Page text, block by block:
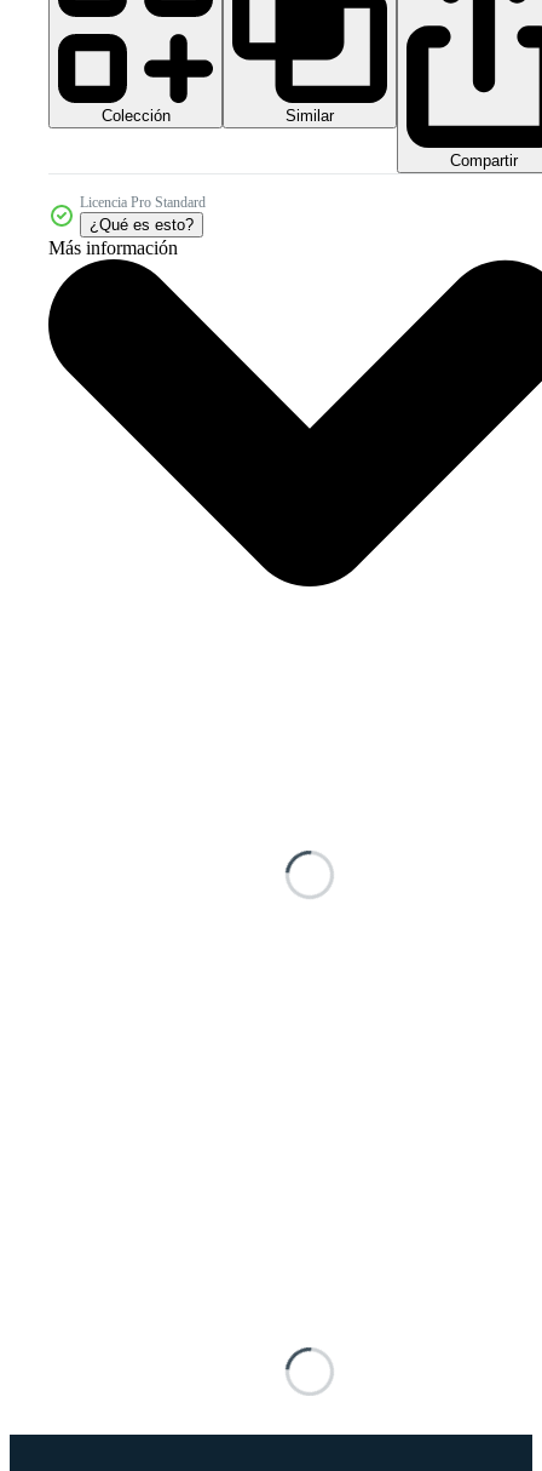
Colección Similar
Compartir
Licencia Pro Standard
¿Qué es esto?
Más información